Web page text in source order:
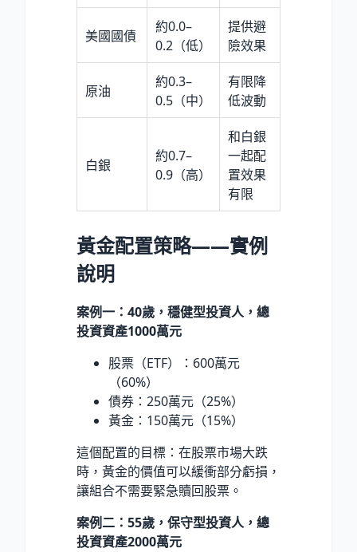
美國國債
約0.0–
0.2（低）
提供避
險效果
原油
約0.3–
0.5（中）
有限降
低波動
白銀
約0.7–
0.9（高）
和白銀
一起配
置效果
有限
黃金配置策略——實例
說明
案例一：40歲，穩健型投資人，總
投資資產1000萬元
股票（ETF）：600萬元
（60%）
債券：250萬元（25%）
黃金：150萬元（15%）
這個配置的目標：在股票市場大跌
時，黃金的價值可以緩衝部分虧損，
讓組合不需要緊急贖回股票。
案例二：55歲，保守型投資人，總
投資資產2000萬元